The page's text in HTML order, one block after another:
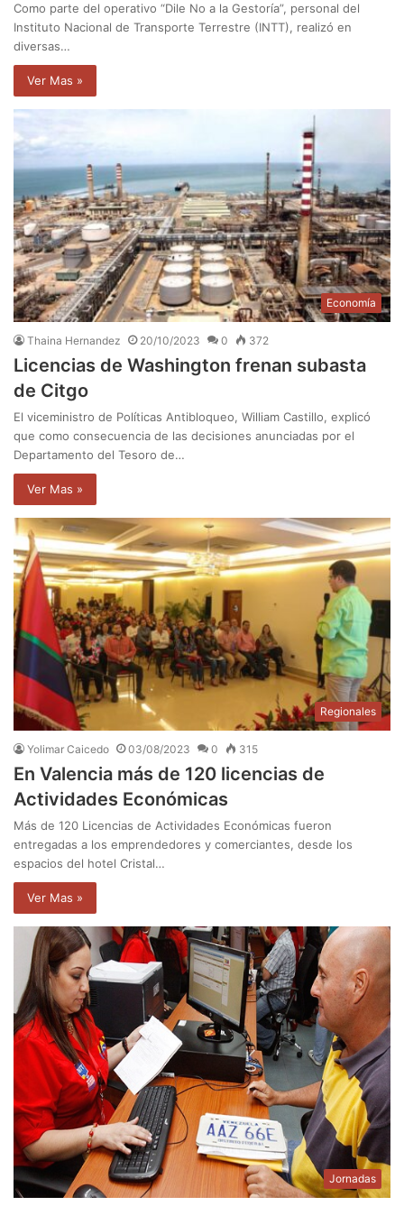
Como parte del operativo “Dile No a la Gestoría”, personal del
Instituto Nacional de Transporte Terrestre (INTT), realizó en
diversas…
Ver Mas »
Economía
Thaina Hernandez 20/10/2023 0 372
Licencias de Washington frenan subasta
de Citgo
El viceministro de Políticas Antibloqueo, William Castillo, explicó
que como consecuencia de las decisiones anunciadas por el
Departamento del Tesoro de…
Ver Mas »
Regionales
Yolimar Caicedo 03/08/2023 0 315
En Valencia más de 120 licencias de
Actividades Económicas
Más de 120 Licencias de Actividades Económicas fueron
entregadas a los emprendedores y comerciantes, desde los
espacios del hotel Cristal…
Ver Mas »
Jornadas